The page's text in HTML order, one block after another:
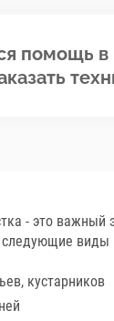
помощь в
- это важный
виды
кустарников